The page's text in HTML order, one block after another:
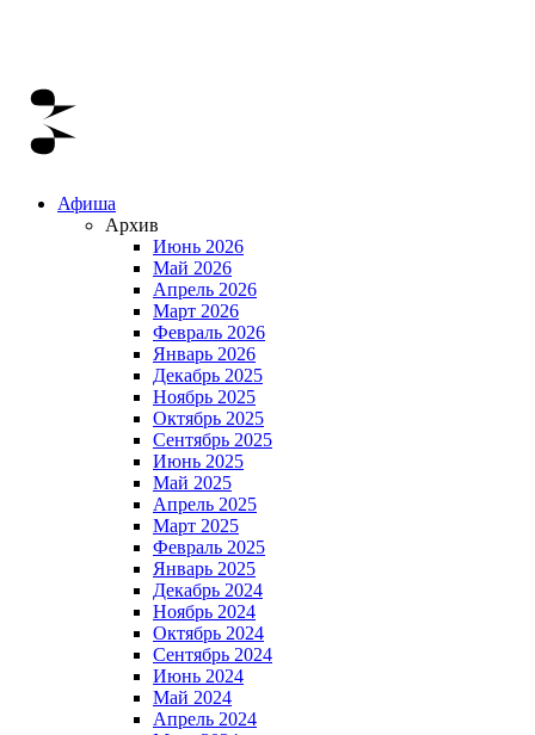
Афиша
Архив
Июнь 2026
Май 2026
Апрель 2026
Март 2026
Февраль 2026
Январь 2026
Декабрь 2025
Ноябрь 2025
Октябрь 2025
Сентябрь 2025
Июнь 2025
Май 2025
Апрель 2025
Март 2025
Февраль 2025
Январь 2025
Декабрь 2024
Ноябрь 2024
Октябрь 2024
Сентябрь 2024
Июнь 2024
Май 2024
Апрель 2024